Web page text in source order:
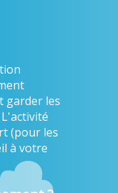
garder les
(pour les
à votre